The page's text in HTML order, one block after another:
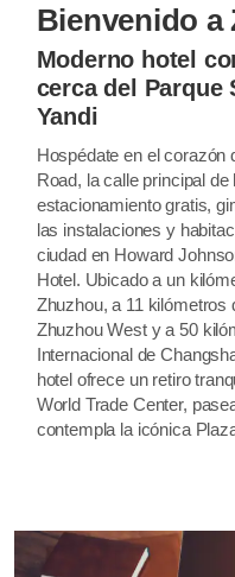
Bienvenido a
Moderno hotel
cerca del Parque
Yandi
Hospédate en el corazón
Road, la calle principal
estacionamiento gratis,
las instalaciones y
ciudad en Howard
Hotel. Ubicado a un
Zhuzhou, a 11 kilómetros
Zhuzhou West y a 50
Internacional de
hotel ofrece un retiro
World Trade Center,
contempla la icónica